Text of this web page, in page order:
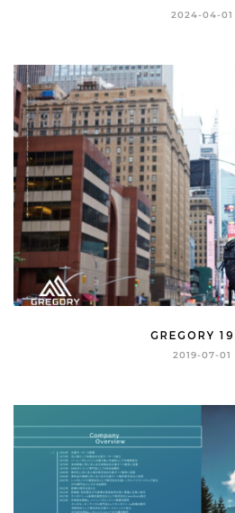
2024-04-01
GREGORY
2019-07-01